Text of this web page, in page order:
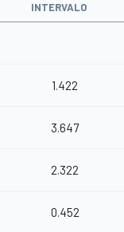
INTERVALO
1.422
3.647
2.322
0.452